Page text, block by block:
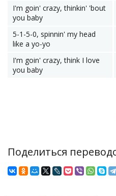
I'm goin' crazy, thinkin' 'bout
you baby
5-1-5-0, spinnin' my head
like a yo-yo
I'm goin' crazy, think I love
you baby
Поделиться